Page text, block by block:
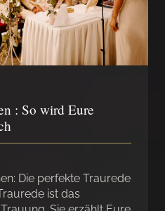
: So wird Eure
Die perfekte Traurede
ist das